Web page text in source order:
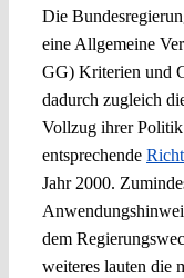
Die
eine Allgemeine
GG) Kriterien und
dadurch zugleich
Vollzug ihrer Politik
entsprechende
Jahr 2000.
dem
weiteres lauten die